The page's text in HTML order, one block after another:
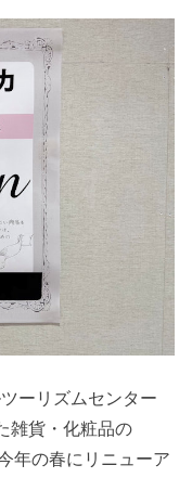
ーリズムセンター
雑貨・化粧品の
年の春にリニューア